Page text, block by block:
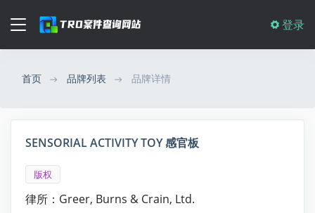
登录
首页 品牌列表 品牌详情
SENSORIAL ACTIVITY TOY 感官板
版权
律所：Greer, Burns & Crain, Ltd.